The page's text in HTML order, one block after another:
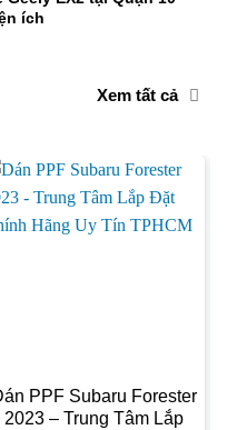
ích
Xem tất cả
PPF Subaru Forester
2023 – Trung Tâm Lắp